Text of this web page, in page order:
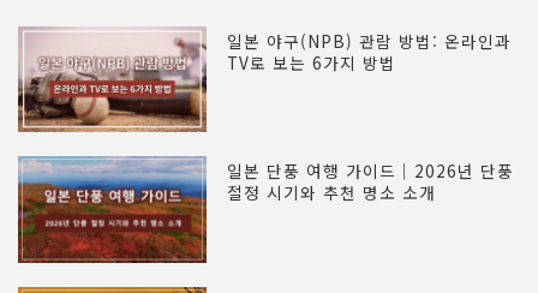
일본 야구(NPB) 관람 방법: 온라인과
TV로 보는 6가지 방법
일본 단풍 여행 가이드｜2026년 단풍
절정 시기와 추천 명소 소개